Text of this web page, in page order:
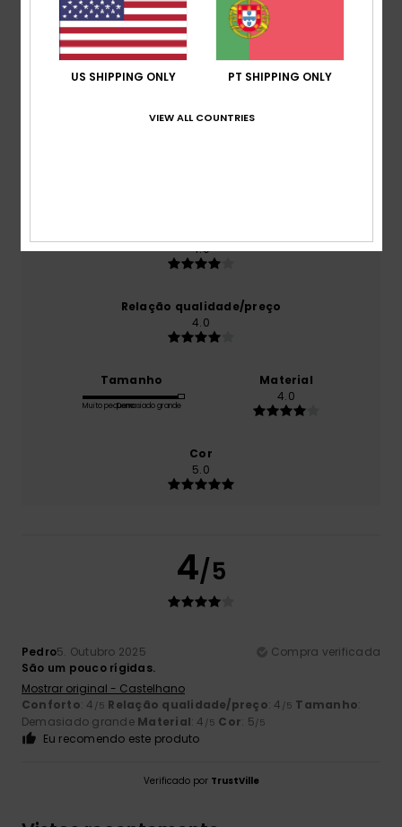
Pontuação média
4.0/5
4.0
Relação qualidade/preço
4.0
Tamanho
Muito pequenoDemasiado grande
Material
4.0
Cor
5.0
4/5
Pedro5. Outubro 2025
Compra verificada
São um pouco rígidas.
Mostrar original - Castelhano
Conforto: 4 /5 Relação qualidade/preço: 4 /5 Tamanho:
Demasiado grande Material: 4 /5 Cor: 5/5
Eu recomendo este produto
Verificado por TrustVille
US SHIPPING ONLY PT SHIPPING ONLY
VIEW ALL COUNTRIES